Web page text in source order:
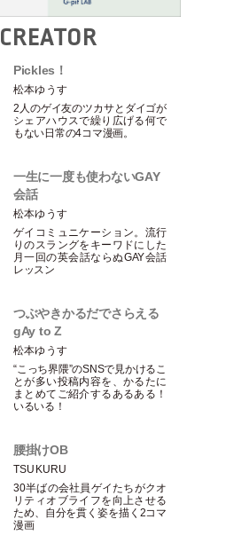
CREATOR
Pickles！
松本ゆうす
2人のゲイ友のツカサとダイゴが
シェアハウスで繰り広げる何で
もない日常の4コマ漫画。
一生に一度も使わないGAY
会話
松本ゆうす
ゲイコミュニケーション。流行
りのスラングをキーワドにした
月一回の英会話ならぬGAY会話
レッスン
つぶやきかるだでさらえる
gAy to Z
松本ゆうす
“こっち界隈”のSNSで見かけるこ
とが多い投稿内容を、かるたに
まとめてご紹介するあるある！
いるいる！
腰掛けOB
TSUKURU
30半ばの会社員ゲイたちがクオ
リティオブライフを向上させる
ため、自分を貫く姿を描く2コマ
漫画